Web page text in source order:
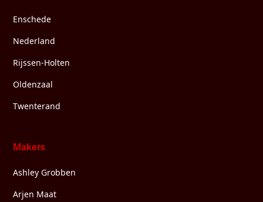
Enschede
Nederland
Rijssen-Holten
Oldenzaal
Twenterand
Makers
Ashley Grobben
Arjen Maat